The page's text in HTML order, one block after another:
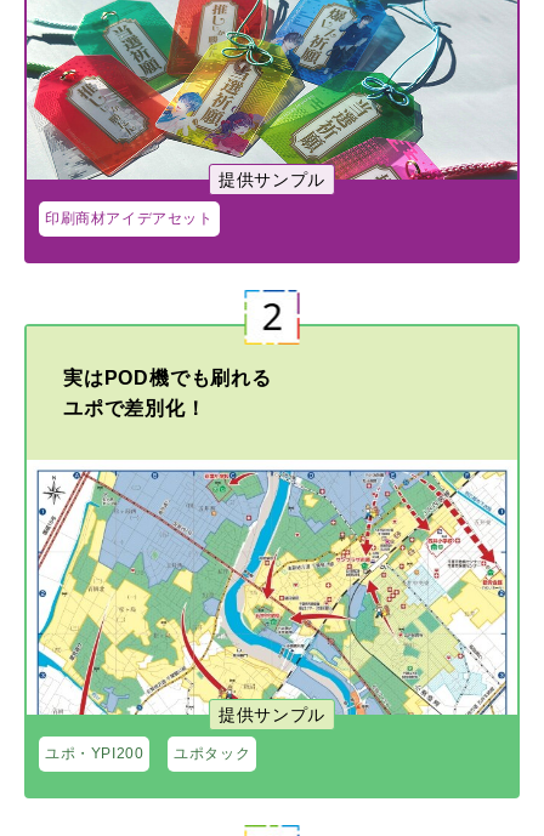
提供サンプル
印刷商材アイデアセット
実はPOD機でも刷れる
ユポで差別化！
提供サンプル
ユポ・YPI200 ユポタック